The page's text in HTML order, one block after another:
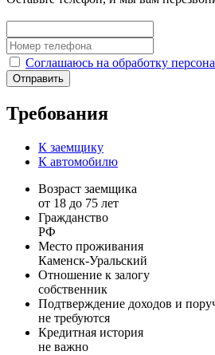
Соглашаюсь на обработку
Отправить
Требования
К заемщику
К автомобилю
Возраст заемщика
от 18 до 75 лет
Гражданство
РФ
Место проживания
Каменск-Уральский
Отношение к залогу
собственник
Подтверждение доходов и
не требуются
Кредитная история
не важно